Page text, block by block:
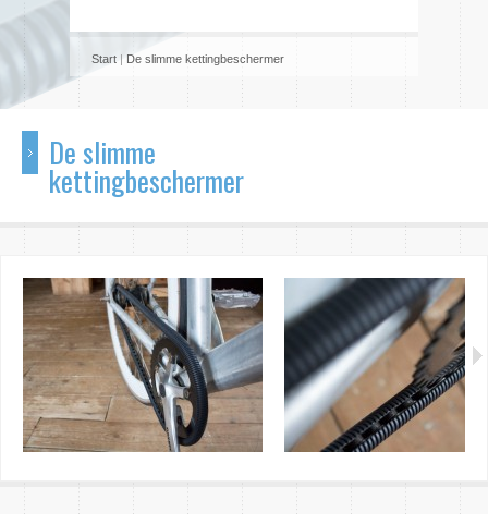
Start | De slimme kettingbeschermer
De slimme
kettingbeschermer